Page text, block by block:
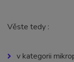
Věste tedy :
v kategorii